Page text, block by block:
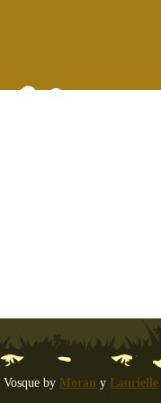
by Moran y Laurielle